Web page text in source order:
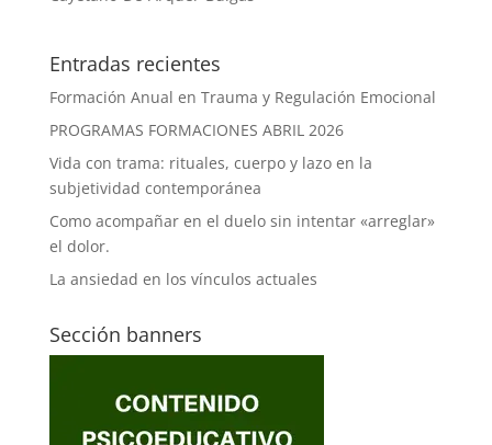
Entradas recientes
Formación Anual en Trauma y Regulación Emocional
PROGRAMAS FORMACIONES ABRIL 2026
Vida con trama: rituales, cuerpo y lazo en la
subjetividad contemporánea
Como acompañar en el duelo sin intentar «arreglar»
el dolor.
La ansiedad en los vínculos actuales
Sección banners